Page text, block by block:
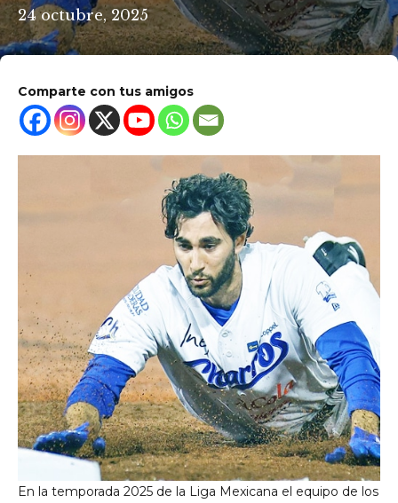
24 octubre, 2025
Comparte con tus amigos
En la temporada 2025 de la Liga Mexicana el equipo de los